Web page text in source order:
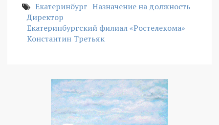
Екатеринбург Назначение на должность
Директор
Екатеринбургский филиал «Ростелекома»
Константин Третьяк